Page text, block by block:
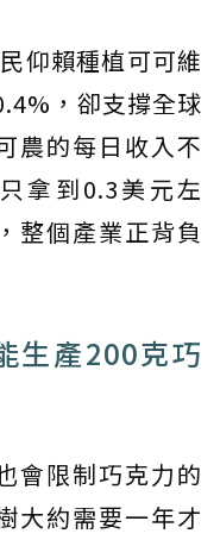
仰賴種植可可維
，卻支撐全球
農的每日收入不
拿到0.3美元左
整個產業正背負
生產200克巧
會限制巧克力的
大約需要一年才